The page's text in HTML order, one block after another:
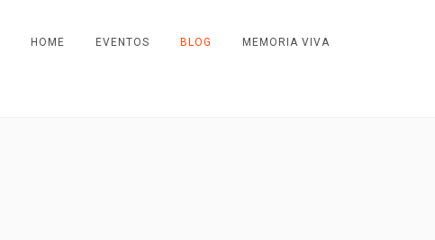
HOME EVENTOS BLOG MEMORIA VIVA